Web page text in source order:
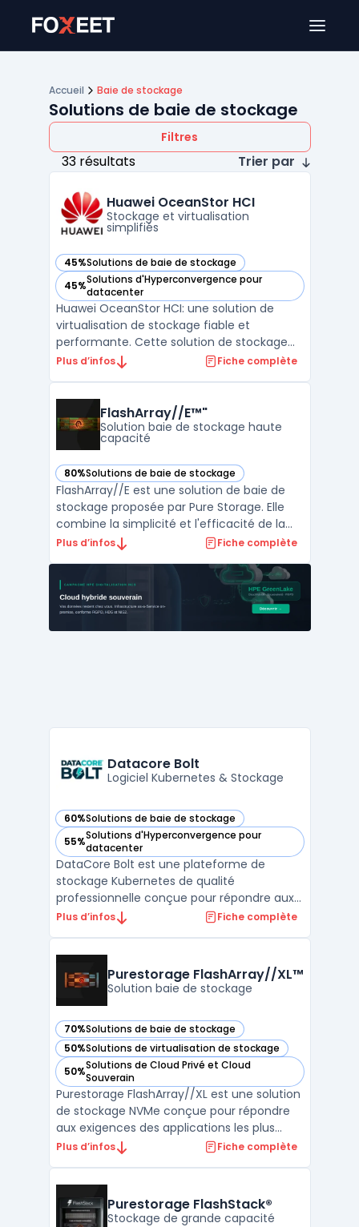
Accueil Baie de stockage
Solutions de baie de stockage
Filtres
33 résultats Trier par
Huawei OceanStor HCI
Stockage et virtualisation
simplifiés
45%Solutions de baie de stockage
— voir Huawei OceanStor HCI dans cette catégorie
45%Solutions d'Hyperconvergence pour
datacenter
— voir Huawei OceanStor HCI dans cette catégorie
Huawei OceanStor HCI: une solution de
virtualisation de stockage fiable et
performante. Cette solution de stockage
convergé combine la virtualisation de
maximale grâce à une architecture haute
disponibilité et à de ...
Plus d’infos Fiche complète
FlashArray//E™"
Solution baie de stockage haute
capacité
80%Solutions de baie de stockage
— voir FlashArray//E™" dans cette catégorie
FlashArray//E est une solution de baie de
stockage proposée par Pure Storage. Elle
combine la simplicité et l'efficacité de la
technologie flash pour répondre aux
mode bloc. Cette solution offre également
les avantages économiques du
disque.Parmi ses caracté ...
Plus d’infos Fiche complète
Datacore Bolt
Logiciel Kubernetes & Stockage
60%Solutions de baie de stockage
— voir Datacore Bolt dans cette catégorie
55%Solutions d'Hyperconvergence pour
datacenter
— voir Datacore Bolt dans cette catégorie
DataCore Bolt est une plateforme de
stockage Kubernetes de qualité
professionnelle conçue pour répondre aux
exigences des applications modernes.
en containers. Elle se distingue par sa
capacité à fournir des services ...
Plus d’infos Fiche complète
Purestorage FlashArray//XL™
Solution baie de stockage
70%Solutions de baie de stockage
— voir Purestorage FlashArray//XL™ dans cette catégorie
50%Solutions de virtualisation de stockage
— voir Purestorage FlashArray//XL™ dans cette catégorie
50%Solutions de Cloud Privé et Cloud
Souverain
— voir Purestorage FlashArray//XL™ dans cette catégorie
Purestorage FlashArray//XL est une solution
de stockage NVMe conçue pour répondre
aux exigences des applications les plus
exigeantes dans un monde numérique en
optimales pour permettre aux entreprises
de rester comp ...
Plus d’infos Fiche complète
Purestorage FlashStack®
Stockage de grande capacité